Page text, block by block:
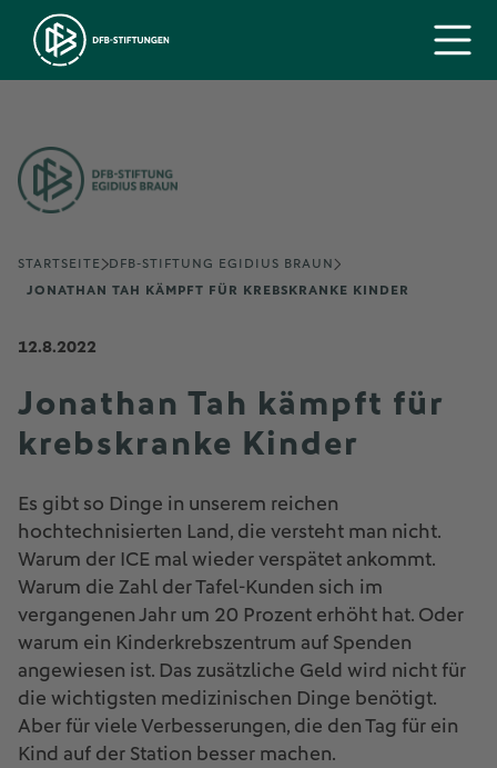
STARTSEITE
DFB-STIFTUNG EGIDIUS BRAUN
JONATHAN TAH KÄMPFT FÜR KREBSKRANKE KINDER
12.8.2022
Jonathan Tah kämpft für
krebskranke Kinder
Es gibt so Dinge in unserem reichen
hochtechnisierten Land, die versteht man nicht.
Warum der ICE mal wieder verspätet ankommt.
Warum die Zahl der Tafel-Kunden sich im
vergangenen Jahr um 20 Prozent erhöht hat. Oder
warum ein Kinderkrebszentrum auf Spenden
angewiesen ist. Das zusätzliche Geld wird nicht für
die wichtigsten medizinischen Dinge benötigt.
Aber für viele Verbesserungen, die den Tag für ein
Kind auf der Station besser machen.